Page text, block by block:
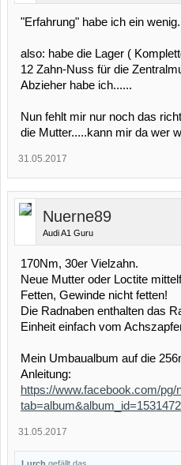
"Erfahrung" habe ich ein
also: habe die Lager (
12 Zahn-Nuss für die
Abzieher habe ich......
Nun fehlt mir nur noch das
die Mutter.....kann mir da wer
31.05.2017
Nuerne89
Audi A1 Guru
170Nm, 30er Vielzahn.
Neue Mutter oder Loctite
Fetten, Gewinde nicht fetten!
Die Radnaben enthalten das
Einheit einfach vom
Mein Umbaualbum auf die
Anleitung:
https://www.facebook.com/
31.05.2017